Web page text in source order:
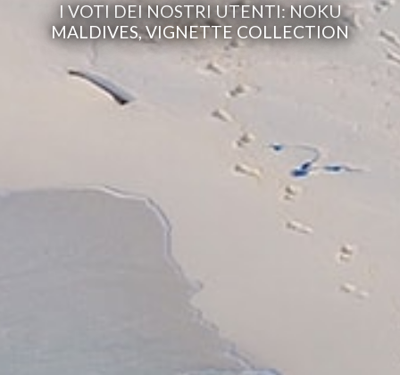
I VOTI DEI NOSTRI UTENTI: NOKU
MALDIVES, VIGNETTE COLLECTION